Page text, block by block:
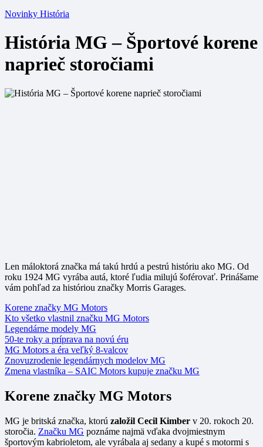
Novinky História
História MG – Športové korene
naprieč storočiami
Len máloktorá značka má takú hrdú a pestrú históriu ako MG. Od
roku 1924 MG vyrába autá, ktoré ľudia milujú šoférovať. Prinášame
vám pohľad za históriou značky Morris Garages.
Korene značky MG Motors
Kto všetko vlastnil značku MG Motors
Legendárne modely MG
50-te roky a príprava na novú éru
MG Motors a éra veľký 8-valcov
Znovuzrodenie legendárnych modelov MG
Zmena vlastníka – SAIC Motors kupuje značku MG
Korene značky MG Motors
MG je britská značka, ktorú založil Cecil Kimber v 20. rokoch 20.
storočia. Značku MG poznáme najmä vďaka dvojmiestnym
športovým kabrioletom, ale vyrábala aj sedany a kupé s motormi s